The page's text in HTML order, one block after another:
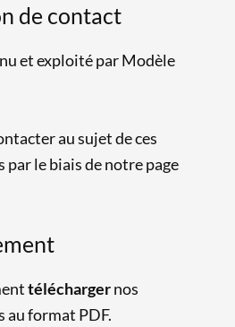
de contact
et exploité par Modèle
au sujet de ces
le biais de notre page
téléchargernos
au format PDF.